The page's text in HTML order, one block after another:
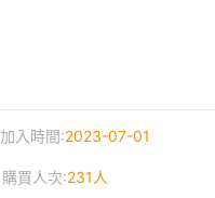
加入時間:2023-07-01
購買人次:231人